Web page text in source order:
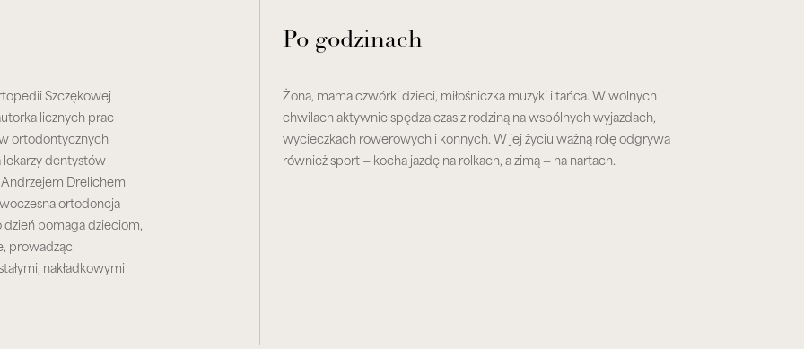
Szczękowej
licznych prac
ortodontycznych
lekarzy dentystów
Drelichem
ortodoncja
dzień pomaga dzieciom,
prowadząc
nakładkowymi
Po godzinach
Żona, mama czwórki dzieci, miłośniczka muzyki i tańca. W wolnych
chwilach aktywnie spędza czas z rodziną na wspólnych wyjazdach,
wycieczkach rowerowych i konnych. W jej życiu ważną rolę odgrywa
również sport — kocha jazdę na rolkach, a zimą — na nartach.